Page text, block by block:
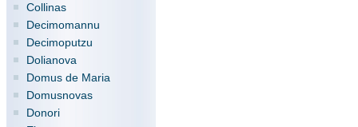
Collinas
Decimomannu
Decimoputzu
Dolianova
Domus de Maria
Domusnovas
Donori